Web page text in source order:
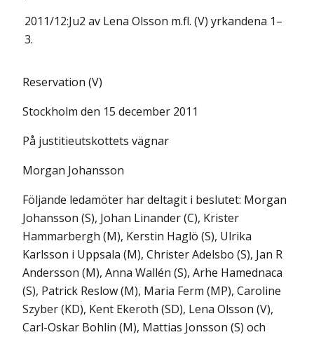
2011/12:Ju2 av Lena Olsson m.fl. (V) yrkandena 1–
3.
Reservation (V)
Stockholm den 15 december 2011
På justitieutskottets vägnar
Morgan Johansson
Följande ledamöter har deltagit i beslutet: Morgan
Johansson (S), Johan Linander (C), Krister
Hammarbergh (M), Kerstin Haglö (S), Ulrika
Karlsson i Uppsala (M), Christer Adelsbo (S), Jan R
Andersson (M), Anna Wallén (S), Arhe Hamednaca
(S), Patrick Reslow (M), Maria Ferm (MP), Caroline
Szyber (KD), Kent Ekeroth (SD), Lena Olsson (V),
Carl-Oskar Bohlin (M), Mattias Jonsson (S) och